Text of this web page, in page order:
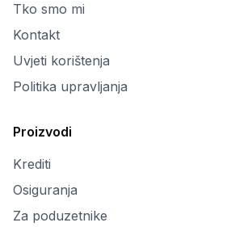
Tko smo mi
Kontakt
Uvjeti korištenja
Politika upravljanja
Proizvodi
Krediti
Osiguranja
Za poduzetnike